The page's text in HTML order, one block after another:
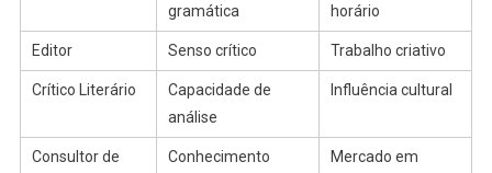
gramática
horário
Editor Senso crítico Trabalho criativo
Crítico Literário
Capacidade de
análise
Influência cultural
Consultor de
Conhecimento
Mercado em